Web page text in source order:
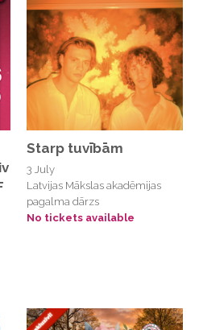
zini Kur.
Mārupe
vēstures muzejs
Eduarda Smiļģa
K2
Lielā aula
Starp tuvībām
3 July
Latvijas Mākslas akadēmijas
pagalma dārzs
No tickets available